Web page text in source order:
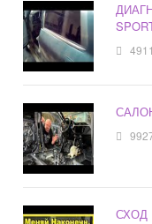
4911
СХОД